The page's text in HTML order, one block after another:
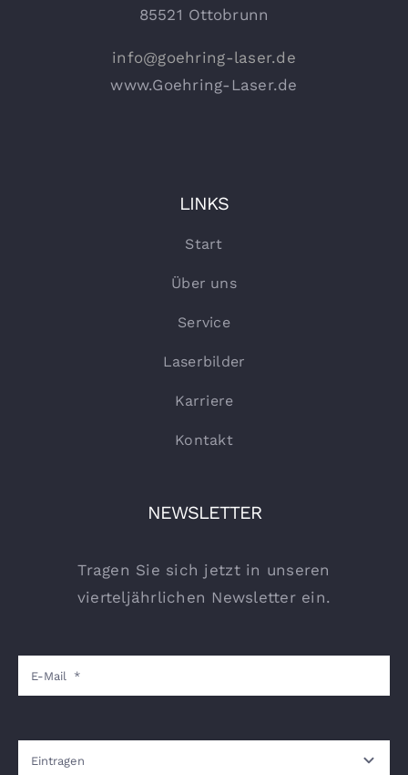
85521 Ottobrunn
info@goehring-laser.de
www.Goehring-Laser.de
LINKS
Start
Über uns
Service
Laserbilder
Karriere
Kontakt
NEWSLETTER
Tragen Sie sich jetzt in unseren
vierteljährlichen Newsletter ein.